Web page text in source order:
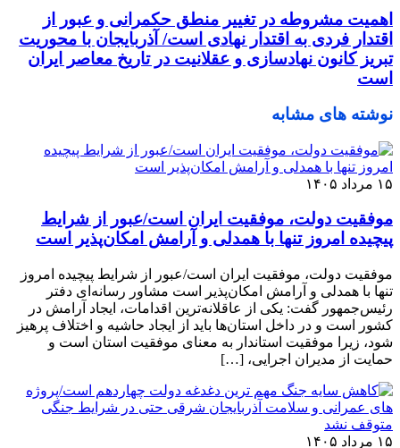
اهمیت مشروطه در تغییر منطق حکمرانی و عبور از
اقتدار فردی به اقتدار نهادی است/ آذربایجان با محوریت
تبریز کانون نهادسازی و عقلانیت در تاریخ معاصر ایران
است
نوشته های مشابه
۱۵ مرداد ۱۴۰۵
موفقیت دولت، موفقیت ایران است/عبور از شرایط
پیچیده امروز تنها با همدلی و آرامش امکان‌پذیر است
موفقیت دولت، موفقیت ایران است/عبور از شرایط پیچیده امروز
تنها با همدلی و آرامش امکان‌پذیر است مشاور رسانه‌ای دفتر
رئیس‌جمهور گفت: یکی از عاقلانه‌ترین اقدامات، ایجاد آرامش در
کشور است و در داخل استان‌ها باید از ایجاد حاشیه و اختلاف پرهیز
شود، زیرا موفقیت استاندار به معنای موفقیت استان است و
حمایت از مدیران اجرایی، […]
۱۵ مرداد ۱۴۰۵